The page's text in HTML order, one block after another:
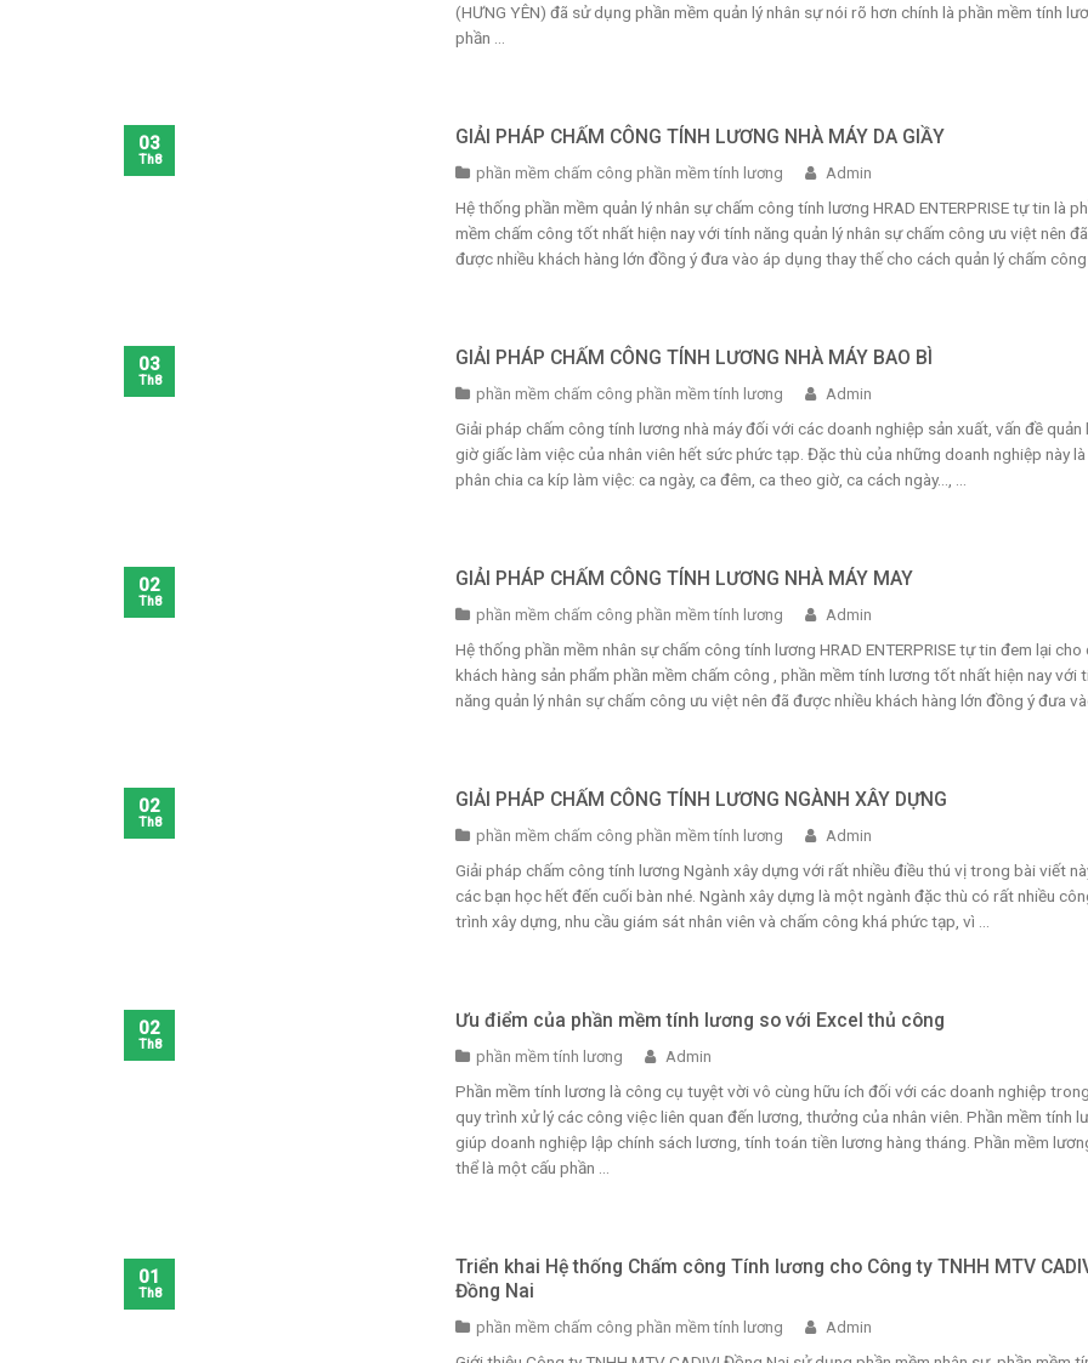
(HƯNG YÊN) đã sử dụng phần mềm quản lý nhân sự nói rõ hơn chính là phần mềm tính
phần ...
GIẢI PHÁP CHẤM CÔNG TÍNH LƯƠNG NHÀ MÁY DA GIẦY
phần mềm chấm công phần mềm tính lương Admin
Hệ thống phần mềm quản lý nhân sự chấm công tính lương HRAD ENTERPRISE tự tin là
mềm chấm công tốt nhất hiện nay với tính năng quản lý nhân sự chấm công ưu việt nên đã
được nhiều khách hàng lớn đồng ý đưa vào áp dụng thay thế cho cách quản lý chấm công
03
Th8
GIẢI PHÁP CHẤM CÔNG TÍNH LƯƠNG NHÀ MÁY BAO BÌ
phần mềm chấm công phần mềm tính lương Admin
Giải pháp chấm công tính lương nhà máy đối với các doanh nghiệp sản xuất, vấn đề quản
giờ giấc làm việc của nhân viên hết sức phức tạp. Đặc thù của những doanh nghiệp này
phân chia ca kíp làm việc: ca ngày, ca đêm, ca theo giờ, ca cách ngày…, ...
03
Th8
GIẢI PHÁP CHẤM CÔNG TÍNH LƯƠNG NHÀ MÁY MAY
phần mềm chấm công phần mềm tính lương Admin
Hệ thống phần mềm nhân sự chấm công tính lương HRAD ENTERPRISE tự tin đem lại cho
khách hàng sản phẩm phần mềm chấm công , phần mềm tính lương tốt nhất hiện nay với
năng quản lý nhân sự chấm công ưu việt nên đã được nhiều khách hàng lớn đồng ý đưa vào
02
Th8
GIẢI PHÁP CHẤM CÔNG TÍNH LƯƠNG NGÀNH XÂY DỰNG
phần mềm chấm công phần mềm tính lương Admin
Giải pháp chấm công tính lương Ngành xây dựng với rất nhiều điều thú vị trong bài viết
các bạn học hết đến cuối bàn nhé. Ngành xây dựng là một ngành đặc thù có rất nhiều
trình xây dựng, nhu cầu giám sát nhân viên và chấm công khá phức tạp, vì ...
02
Th8
Ưu điểm của phần mềm tính lương so với Excel thủ công
phần mềm tính lương Admin
Phần mềm tính lương là công cụ tuyệt vời vô cùng hữu ích đối với các doanh nghiệp trong
quy trình xử lý các công việc liên quan đến lương, thưởng của nhân viên. Phần mềm tính
giúp doanh nghiệp lập chính sách lương, tính toán tiền lương hàng tháng. Phần mềm
thể là một cấu phần ...
02
Th8
Triển khai Hệ thống Chấm công Tính lương cho Công ty TNHH MTV
Đồng Nai
phần mềm chấm công phần mềm tính lương Admin
01
Th8